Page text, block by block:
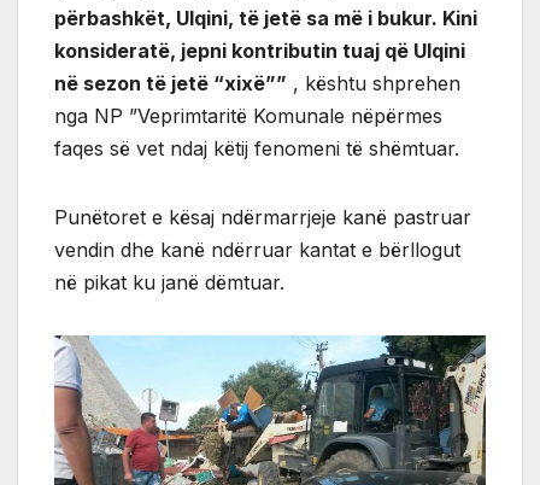
përbashkët, Ulqini, të jetë sa më i bukur. Kini
konsideratë, jepni kontributin tuaj që Ulqini
në sezon të jetë “xixë”” , kështu shprehen
nga NP ”Veprimtaritë Komunale nëpërmes
faqes së vet ndaj këtij fenomeni të shëmtuar.
Punëtoret e kësaj ndërmarrjeje kanë pastruar
vendin dhe kanë ndërruar kantat e bërllogut
në pikat ku janë dëmtuar.